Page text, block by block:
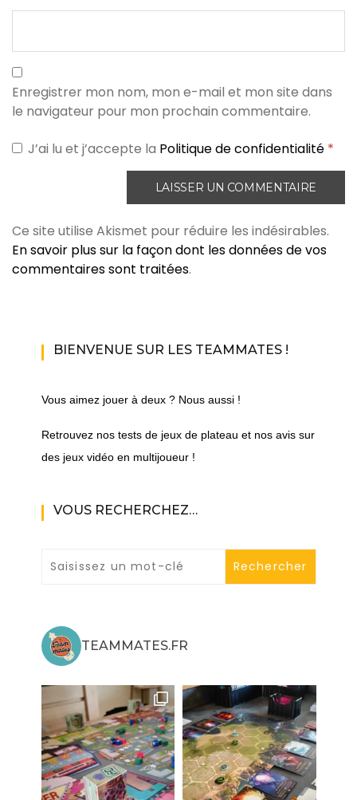
Enregistrer mon nom, mon e-mail et mon site dans
le navigateur pour mon prochain commentaire.
J’ai lu et j’accepte la Politique de confidentialité *
Ce site utilise Akismet pour réduire les indésirables.
En savoir plus sur la façon dont les données de vos
commentaires sont traitées.
BIENVENUE SUR LES TEAMMATES !
Vous aimez jouer à deux ? Nous aussi !
Retrouvez nos tests de jeux de plateau et nos avis sur
des jeux vidéo en multijoueur !
VOUS RECHERCHEZ…
TEAMMATES.FR